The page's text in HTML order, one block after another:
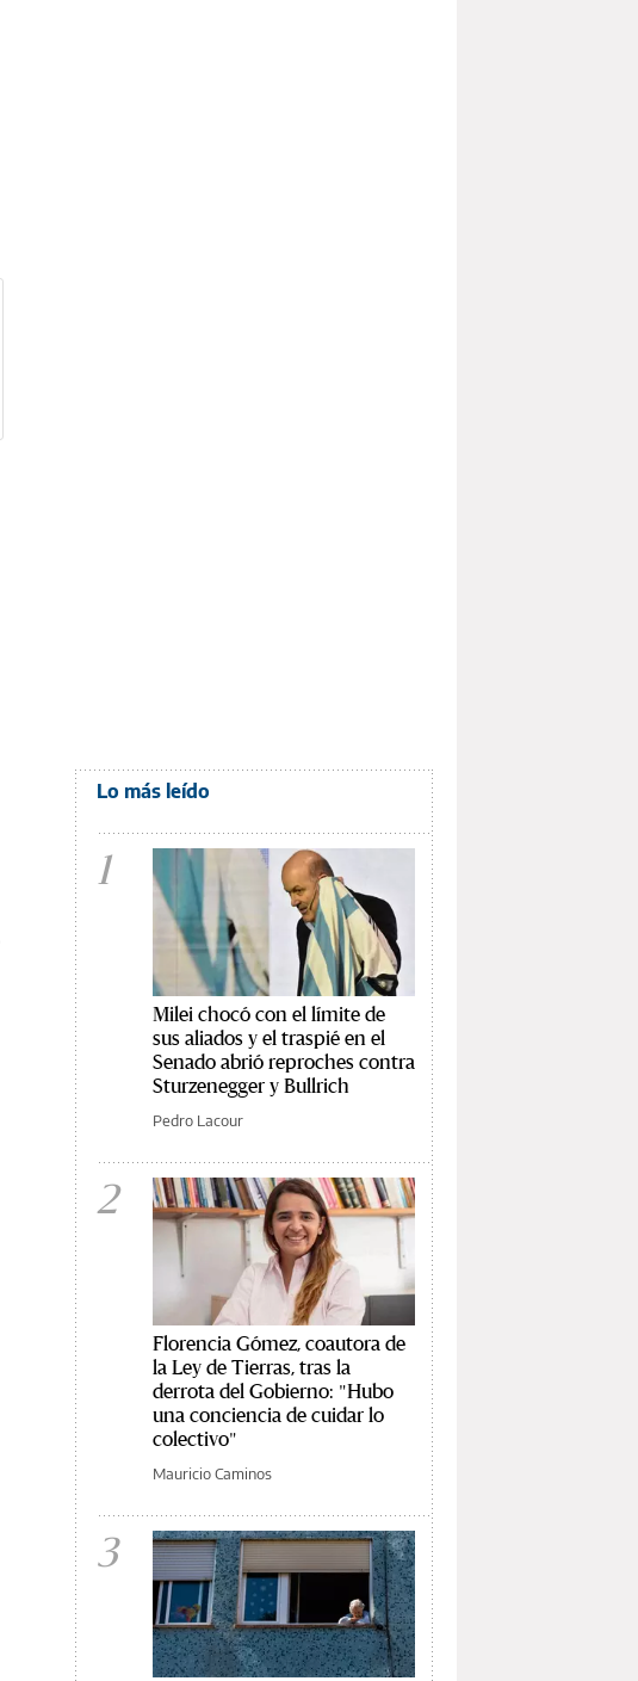
Lo más leído
1
Milei chocó con el límite de
sus aliados y el traspié en el
Senado abrió reproches contra
Sturzenegger y Bullrich
Pedro Lacour
2
Florencia Gómez, coautora de
la Ley de Tierras, tras la
derrota del Gobierno: "Hubo
una conciencia de cuidar lo
colectivo"
Mauricio Caminos
3